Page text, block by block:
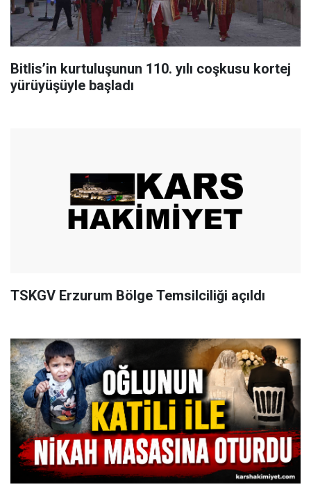
Bitlis’in kurtuluşunun 110. yılı coşkusu kortej
yürüyüşüyle başladı
TSKGV Erzurum Bölge Temsilciliği açıldı